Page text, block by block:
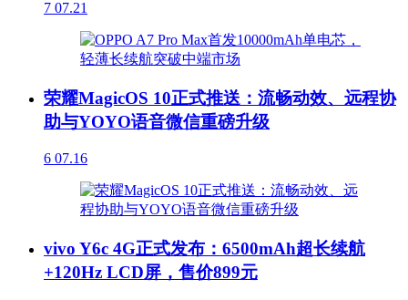
7 07.21
荣耀MagicOS 10正式推送：流畅动效、远程协
助与YOYO语音微信重磅升级
6 07.16
vivo Y6c 4G正式发布：6500mAh超长续航
+120Hz LCD屏，售价899元